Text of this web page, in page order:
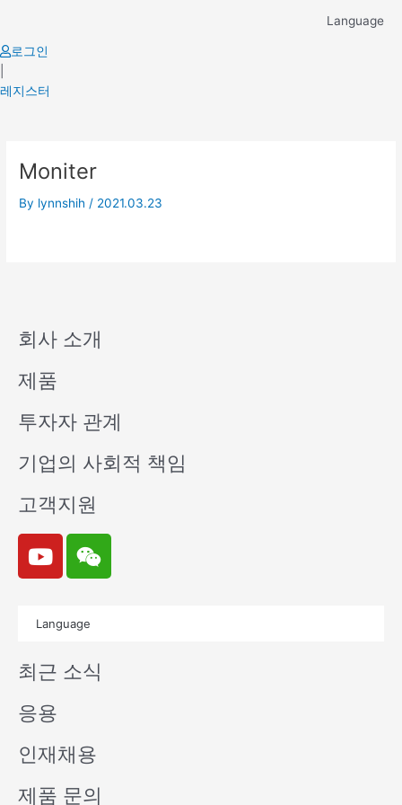
content
Language
로그인
레지스터
Moniter
By lynnshih / 2021.03.23
회사 소개
제품
투자자 관계
기업의 사회적 책임
고객지원
Y
o
u
e
W
e
i
n
Language
최근 소식
응용
인재채용
제품 문의